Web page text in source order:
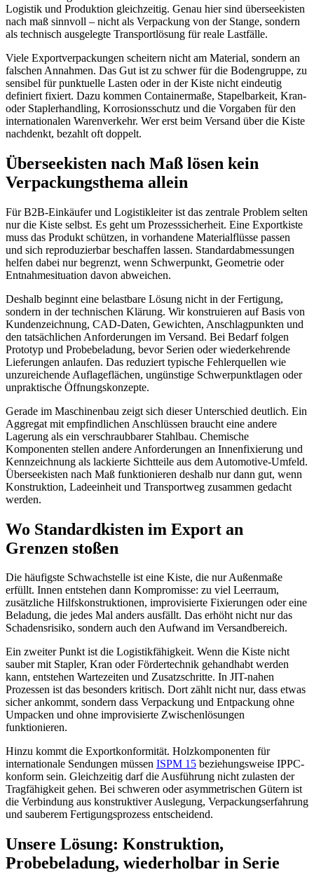
Logistik und Produktion gleichzeitig. Genau hier sind überseekisten
nach maß sinnvoll – nicht als Verpackung von der Stange, sondern
als technisch ausgelegte Transportlösung für reale Lastfälle.
Viele Exportverpackungen scheitern nicht am Material, sondern an
falschen Annahmen. Das Gut ist zu schwer für die Bodengruppe, zu
sensibel für punktuelle Lasten oder in der Kiste nicht eindeutig
definiert fixiert. Dazu kommen Containermaße, Stapelbarkeit, Kran-
oder Staplerhandling, Korrosionsschutz und die Vorgaben für den
internationalen Warenverkehr. Wer erst beim Versand über die Kiste
nachdenkt, bezahlt oft doppelt.
Überseekisten nach Maß lösen kein
Verpackungsthema allein
Für B2B-Einkäufer und Logistikleiter ist das zentrale Problem selten
nur die Kiste selbst. Es geht um Prozesssicherheit. Eine Exportkiste
muss das Produkt schützen, in vorhandene Materialflüsse passen
und sich reproduzierbar beschaffen lassen. Standardabmessungen
helfen dabei nur begrenzt, wenn Schwerpunkt, Geometrie oder
Entnahmesituation davon abweichen.
Deshalb beginnt eine belastbare Lösung nicht in der Fertigung,
sondern in der technischen Klärung. Wir konstruieren auf Basis von
Kundenzeichnung, CAD-Daten, Gewichten, Anschlagpunkten und
den tatsächlichen Anforderungen im Versand. Bei Bedarf folgen
Prototyp und Probebeladung, bevor Serien oder wiederkehrende
Lieferungen anlaufen. Das reduziert typische Fehlerquellen wie
unzureichende Auflageflächen, ungünstige Schwerpunktlagen oder
unpraktische Öffnungskonzepte.
Gerade im Maschinenbau zeigt sich dieser Unterschied deutlich. Ein
Aggregat mit empfindlichen Anschlüssen braucht eine andere
Lagerung als ein verschraubbarer Stahlbau. Chemische
Komponenten stellen andere Anforderungen an Innenfixierung und
Kennzeichnung als lackierte Sichtteile aus dem Automotive-Umfeld.
Überseekisten nach Maß funktionieren deshalb nur dann gut, wenn
Konstruktion, Ladeeinheit und Transportweg zusammen gedacht
werden.
Wo Standardkisten im Export an
Grenzen stoßen
Die häufigste Schwachstelle ist eine Kiste, die nur Außenmaße
erfüllt. Innen entstehen dann Kompromisse: zu viel Leerraum,
zusätzliche Hilfskonstruktionen, improvisierte Fixierungen oder eine
Beladung, die jedes Mal anders ausfällt. Das erhöht nicht nur das
Schadensrisiko, sondern auch den Aufwand im Versandbereich.
Ein zweiter Punkt ist die Logistikfähigkeit. Wenn die Kiste nicht
sauber mit Stapler, Kran oder Fördertechnik gehandhabt werden
kann, entstehen Wartezeiten und Zusatzschritte. In JIT-nahen
Prozessen ist das besonders kritisch. Dort zählt nicht nur, dass etwas
sicher ankommt, sondern dass Verpackung und Entpackung ohne
Umpacken und ohne improvisierte Zwischenlösungen
funktionieren.
Hinzu kommt die Exportkonformität. Holzkomponenten für
internationale Sendungen müssen ISPM 15 beziehungsweise IPPC-
konform sein. Gleichzeitig darf die Ausführung nicht zulasten der
Tragfähigkeit gehen. Bei schweren oder asymmetrischen Gütern ist
die Verbindung aus konstruktiver Auslegung, Verpackungserfahrung
und sauberem Fertigungsprozess entscheidend.
Unsere Lösung: Konstruktion,
Probebeladung, wiederholbar in Serie